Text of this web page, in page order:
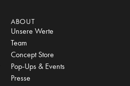
ABOUT
Unsere Werte
Team
Concept Store
Pop-Ups & Events
Presse